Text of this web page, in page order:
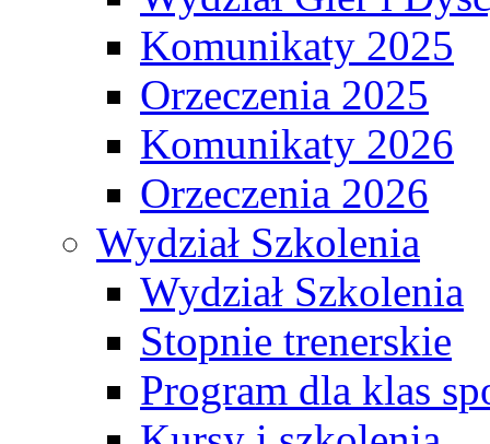
Komunikaty 2025
Orzeczenia 2025
Komunikaty 2026
Orzeczenia 2026
Wydział Szkolenia
Wydział Szkolenia
Stopnie trenerskie
Program dla klas